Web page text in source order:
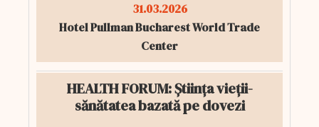
31.03.2026
Hotel Pullman Bucharest World Trade
Center
HEALTH FORUM: Știința vieții-
sănătatea bazată pe dovezi